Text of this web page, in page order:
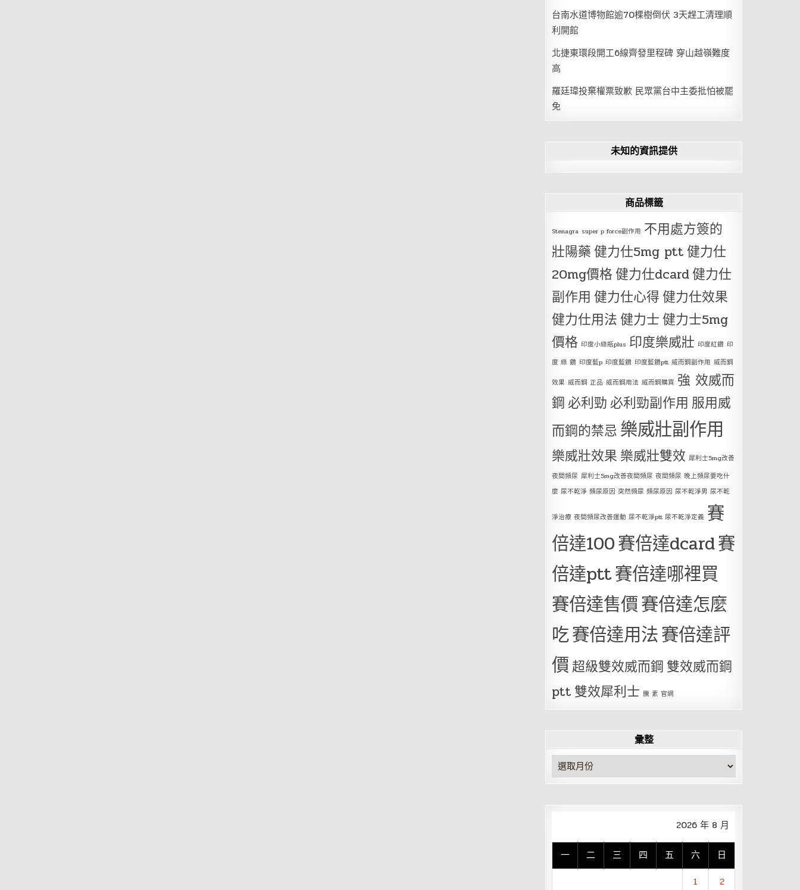
台南水道博物館逾70棵樹倒伏 3天趕工清理順
利開館
北捷東環段開工6線齊發里程碑 穿山越嶺難度
高
羅廷瑋投棄權票致歉 民眾黨台中主委批怕被罷
免
未知的資訊提供
商品標籤
Stenagra super p force副作用 不用處方簽的
壯陽藥健力仕5mg ptt健力仕
20mg價格健力仕dcard健力仕
副作用 健力仕心得健力仕效果
健力仕用法健力士健力士5mg
價格 印度小綠瓶plus 印度樂威壯 印度紅鑽 印
度 綠 鑽 印度藍p 印度藍鑽 印度藍鑽ptt 威而鋼副作用 威而鋼
效果 威而鋼 正品 威而鋼用法 威而鋼購買 強 效威而
鋼 必利勁 必利勁副作用 服用威
而鋼的禁忌 樂威壯副作用
樂威壯效果 樂威壯雙效 犀利士5mg改善
夜間頻尿 犀利士5mg改善夜間頻尿 夜間頻尿 晚上頻尿要吃什
麼 尿不乾淨 頻尿原因 突然頻尿 頻尿原因 尿不乾淨男 尿不乾
淨治療 夜間頻尿改善運動 尿不乾淨ptt 尿不乾淨定義 賽
倍達100賽倍達dcard賽
倍達ptt賽倍達哪裡買
賽倍達售價賽倍達怎麼
吃賽倍達用法賽倍達評
價超級雙效威而鋼 雙效威而鋼
ptt 雙效犀利士 騰 素 官網
彙整
彙
整
2026 年 8 月
一 二 三 四 五 六
日
1
2